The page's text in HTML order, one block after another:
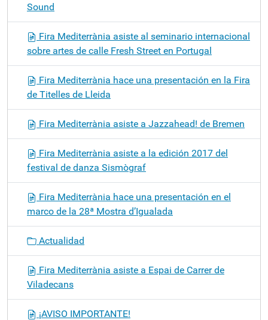
Sound
Fira Mediterrània asiste al seminario internacional
sobre artes de calle Fresh Street en Portugal
Fira Mediterrània hace una presentación en la Fira
de Titelles de Lleida
Fira Mediterrània asiste a Jazzahead! de Bremen
Fira Mediterrània asiste a la edición 2017 del
festival de danza Sismògraf
Fira Mediterrània hace una presentación en el
marco de la 28ª Mostra d’Igualada
Actualidad
Fira Mediterrània asiste a Espai de Carrer de
Viladecans
¡AVISO IMPORTANTE!